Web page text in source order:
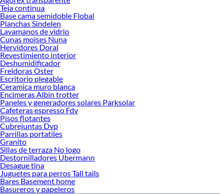
Teja continua
Base cama semidoble Flobal
Planchas Sindelen
Lavamanos de vidrio
Cunas moises Nuna
Hervidores Doral
Revestimiento interior
Deshumidificador
Freidoras Oster
Escritorio plegable
Ceramica muro blanca
Encimeras Albin trotter
Paneles y generadores solares Parksolar
Cafeteras espresso Fdv
Pisos flotantes
Cubrejuntas Dvp
Parrillas portatiles
Granito
Sillas de terraza No logo
Destornilladores Ubermann
Desague tina
Juguetes para perros Tall tails
Bares Basement home
Basureros y papeleros